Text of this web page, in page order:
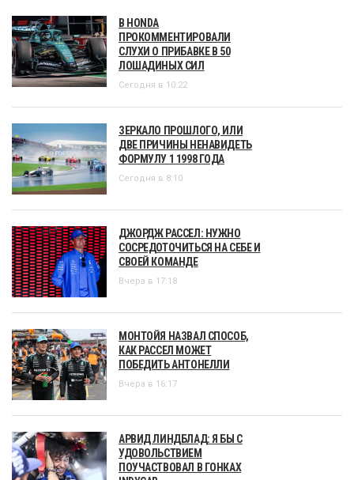
В HONDA
ПРОКОММЕНТИРОВАЛИ
СЛУХИ О ПРИБАВКЕ В 50
ЛОШАДИНЫХ СИЛ
Сегодня в 10:22
ЗЕРКАЛО ПРОШЛОГО, ИЛИ
ДВЕ ПРИЧИНЫ НЕНАВИДЕТЬ
ФОРМУЛУ 1 1998 ГОДА
Сегодня в 8:10
ДЖОРДЖ РАССЕЛ: НУЖНО
СОСРЕДОТОЧИТЬСЯ НА СЕБЕ И
СВОЕЙ КОМАНДЕ
Вчера в 17:18
МОНТОЙЯ НАЗВАЛ СПОСОБ,
КАК РАССЕЛ МОЖЕТ
ПОБЕДИТЬ АНТОНЕЛЛИ
Вчера в 16:17
АРВИД ЛИНДБЛАД: Я БЫ С
УДОВОЛЬСТВИЕМ
ПОУЧАСТВОВАЛ В ГОНКАХ